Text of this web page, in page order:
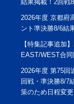
結果掲載！2回戦
2026年度 京都府
ント準決勝8/6結
【特集記事追加
EAST/WEST合
2026年度 第75回
回戦・準決勝8/7
策のため日程変更